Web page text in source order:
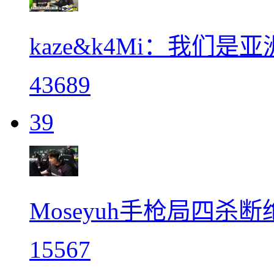
kaze&k4Mi：我们是
43689
39
Moseyuh手枪局四杀
15567